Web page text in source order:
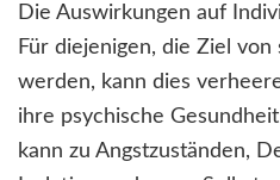
Die Auswirkungen auf
Für diejenigen, die Ziel von
werden, kann dies
ihre psychische
kann zu Angstzuständen,